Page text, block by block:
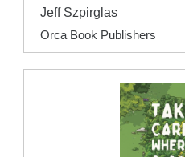
Jeff Szpirglas
Orca Book Publishers